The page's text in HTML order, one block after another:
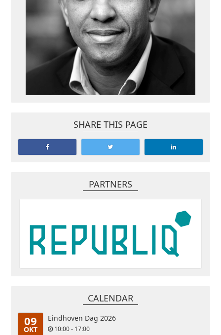
SHARE THIS PAGE
PARTNERS
CALENDAR
09
OKT
Eindhoven Dag 2026
10:00 - 17:00